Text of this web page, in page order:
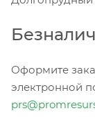
Оформите
электронной